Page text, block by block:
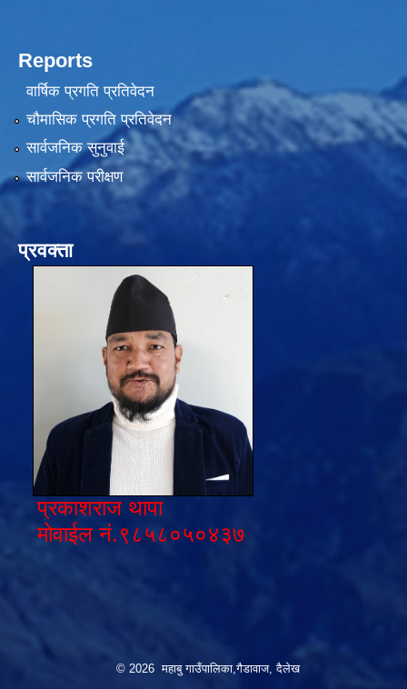
Reports
वार्षिक प्रगति प्रतिवेदन
चौमासिक प्रगति प्रतिवेदन
सार्वजनिक सुनुवाई
सार्वजनिक परीक्षण
प्रवक्ता
प्रकाशराज थापा
मोवाईल नं.९८५८०५०४३७
© 2026 महाबु गाउँपालिका,गैडावाज, दैलेख